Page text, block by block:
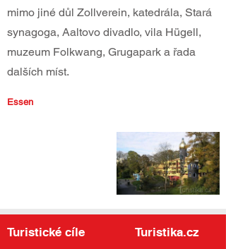
mimo jiné důl Zollverein, katedrála, Stará
synagoga, Aaltovo divadlo, vila Hügell,
muzeum Folkwang, Grugapark a řada
dalších míst.
Essen
Turistické cíle Turistika.cz